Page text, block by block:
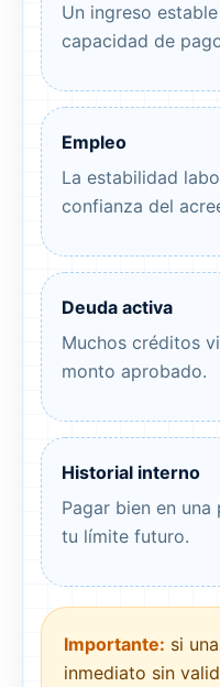
Un ingreso
capacidad de
Empleo
La estabilidad
confianza del
Deuda activa
Muchos créditos
monto aprobado.
Historial interno
Pagar bien en
tu límite futuro.
Importante: si
inmediato sin